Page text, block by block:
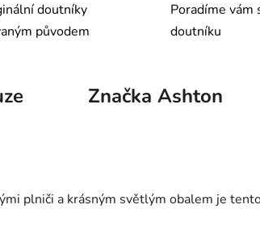
doutníky
původem
Poradíme vám
doutníku
Značka Ashton
plniči a krásným světlým obalem je